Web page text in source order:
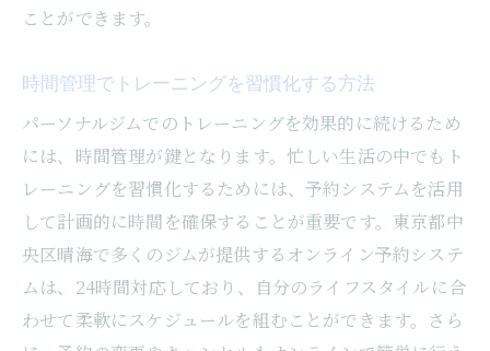
ことができます。
時間管理でトレーニングを習慣化する方法
パーソナルジムでのトレーニングを効果的に続けるため
には、時間管理が鍵となります。忙しい生活の中でもト
レーニングを習慣化するためには、予約システムを活用
して計画的に時間を確保することが重要です。東京都中
央区晴海で多くのジムが提供するオンライン予約システ
ムは、24時間対応しており、自分のライフスタイルに合
わせて柔軟にスケジュールを組むことができます。さら